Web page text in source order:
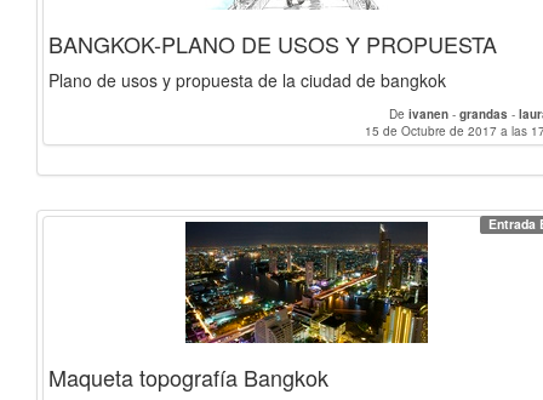
BANGKOK-PLANO DE USOS Y PROPUESTA
Plano de usos y propuesta de la ciudad de bangkok
De ivanen - grandas -
15 de Octubre de 2017 a las
Entrada
Maqueta topografía Bangkok